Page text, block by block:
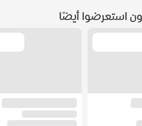
استعرضوا أيضًا